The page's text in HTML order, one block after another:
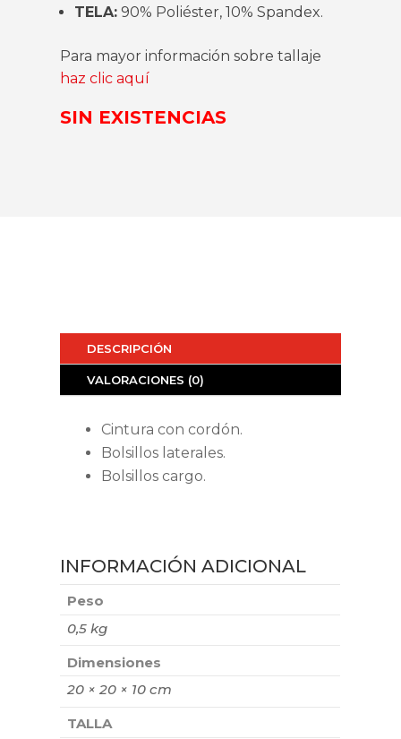
TELA: 90% Poliéster, 10% Spandex.
Para mayor información sobre tallaje
haz clic aquí
SIN EXISTENCIAS
DESCRIPCIÓN
VALORACIONES (0)
Cintura con cordón.
Bolsillos laterales.
Bolsillos cargo.
INFORMACIÓN ADICIONAL
Peso
0,5 kg
Dimensiones
20 × 20 × 10 cm
TALLA